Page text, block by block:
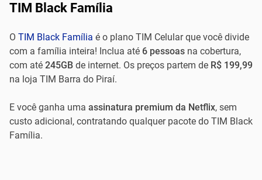
TIM Black Família
O TIM Black Família é o plano TIM Celular que você divide
com a família inteira! Inclua até 6 pessoas na cobertura,
com até 245GB de internet. Os preços partem de R$ 199,99
na loja TIM Barra do Piraí.
E você ganha uma assinatura premium da Netflix, sem
custo adicional, contratando qualquer pacote do TIM Black
Família.